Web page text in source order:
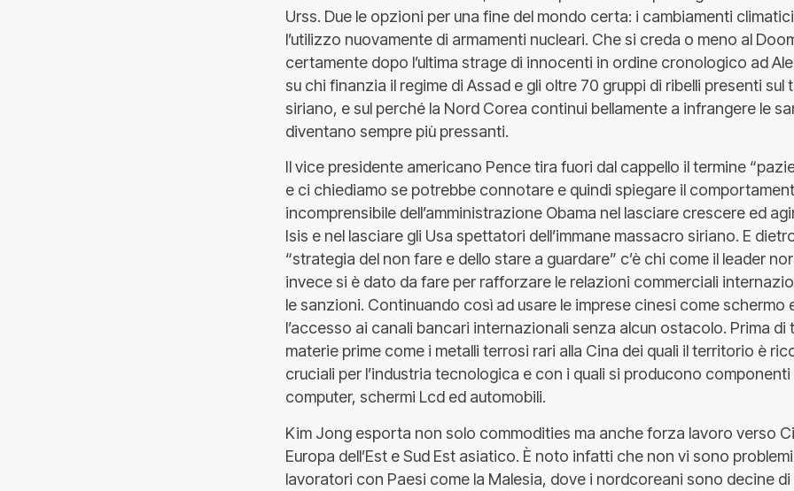
Urss. Due le opzioni per una fine del mondo certa: i cambiamenti
l’utilizzo nuovamente di armamenti nucleari. Che si creda o meno al
certamente dopo l’ultima strage di innocenti in ordine cronologico ad
su chi finanzia il regime di Assad e gli oltre 70 gruppi di ribelli presenti sul
siriano, e sul perché la Nord Corea continui bellamente a infrangere le
diventano sempre più pressanti.
Il vice presidente americano Pence tira fuori dal cappello il termine
e ci chiediamo se potrebbe connotare e quindi spiegare il
incomprensibile dell’amministrazione Obama nel lasciare crescere ed
Isis e nel lasciare gli Usa spettatori dell’immane massacro siriano. E
“strategia del non fare e dello stare a guardare” c’è chi come il leader
invece si è dato da fare per rafforzare le relazioni commerciali
le sanzioni. Continuando così ad usare le imprese cinesi come schermo
l’accesso ai canali bancari internazionali senza alcun ostacolo. Prima
materie prime come i metalli terrosi rari alla Cina dei quali il territorio è
cruciali per l’industria tecnologica e con i quali si producono componenti
computer, schermi Lcd ed automobili.
Kim Jong esporta non solo commodities ma anche forza lavoro verso
Europa dell’Est e Sud Est asiatico. È noto infatti che non vi sono
lavoratori con Paesi come la Malesia, dove i nordcoreani sono decine di